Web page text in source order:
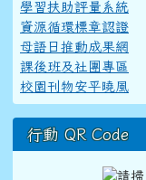
學習扶助評量系統
資源循環標章認證
母語日推動成果網
課後班及社團專區
校園刊物安平曉風
行動 QR Code